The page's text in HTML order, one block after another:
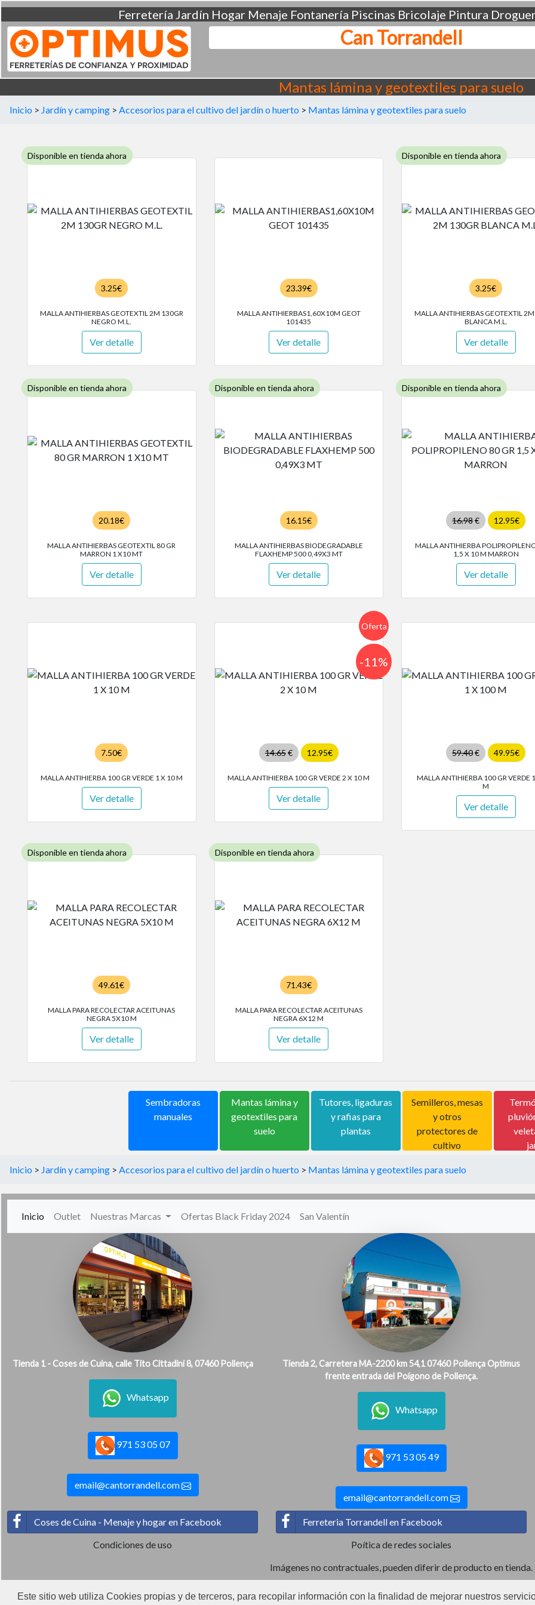
Este sitio web utiliza Cookies propias y de terceros, para recopilar información con la finalidad de mejorar nuestros
Ferretería Jardín Hogar Menaje Fontanería Piscinas Bricolaje Pintura
Can Torrandell
Mantas lámina y geotextiles para suelo
Inicio > Jardín y camping > Accesorios para el cultivo del jardín o huerto > Mantas lámina y geotextiles para suelo
Disponible en tienda ahora
3.25€
MALLA ANTIHIERBAS GEOTEXTIL 2M 130GR
NEGRO M.L.
Ver detalle
23.39€
MALLA ANTIHIERBAS1,60X10M GEOT
101435
Ver detalle
Disponible en tienda ahora
3.25€
MALLA ANTIHIERBAS GEOTEXTIL
BLANCA M.L.
Ver detalle
Disponible en tienda ahora
20.18€
MALLA ANTIHIERBAS GEOTEXTIL 80 GR
MARRON 1 X10 MT
Ver detalle
Disponible en tienda ahora
16.15€
MALLA ANTIHIERBAS BIODEGRADABLE
FLAXHEMP 500 0,49X3 MT
Ver detalle
Disponible en tienda ahora
16.98€ 12.95€
MALLA ANTIHIERBA
1,5 X 10 M MARRON
Ver detalle
7.50€
MALLA ANTIHIERBA 100 GR VERDE 1 X 10 M
Ver detalle
Oferta
14.65€ 12.95€
-11%
MALLA ANTIHIERBA 100 GR VERDE 2 X 10 M
Ver detalle
59.40€ 49.95€
MALLA ANTIHIERBA 100 GR VERDE
M
Ver detalle
Disponible en tienda ahora
49.61€
MALLA PARA RECOLECTAR ACEITUNAS
NEGRA 5X10 M
Ver detalle
Disponible en tienda ahora
71.43€
MALLA PARA RECOLECTAR ACEITUNAS
NEGRA 6X12 M
Ver detalle
Sembradoras
manuales
Mantas lámina y
geotextiles para
suelo
Tutores, ligaduras
y rafias para
plantas
Semilleros, mesas
y otros
protectores de
cultivo
Inicio > Jardín y camping > Accesorios para el cultivo del jardín o huerto > Mantas lámina y geotextiles para suelo
Inicio (current)
Outlet Nuestras Marcas Ofertas Black Friday 2024 San Valentín
Tienda 1 - Coses de Cuina, calle Tito Cittadini 8, 07460 Pollença
Whatsapp
971 53 05 07
email@cantorrandell.com
Tienda 2, Carretera MA-2200 km 54,1 07460 Pollença Optimus
frente entrada del Poígono de Pollença.
Whatsapp
971 53 05 49
email@cantorrandell.com
Coses de Cuina - Menaje y hogar en Facebook Ferreteria Torrandell en Facebook
Condiciones de uso
Poítica de redes sociales
Imágenes no contractuales, pueden diferir de producto en tienda.
Ⓒ2022 Can Torrandell s.l. - Nif.B07920762.